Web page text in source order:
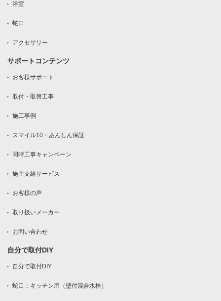
浴室
蛇口
アクセサリー
サポートコンテンツ
お客様サポート
取付・取替工事
施工事例
スマイル10・あんしん保証
同時工事キャンペーン
施主支給サービス
お客様の声
取り扱いメーカー
お問い合わせ
自分で取付DIY
自分で取付DIY
蛇口：キッチン用（壁付混合水栓）